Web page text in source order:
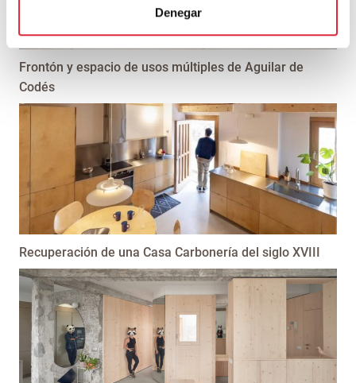
Denegar
Frontón y espacio de usos múltiples de Aguilar de
Codés
Recuperación de una Casa Carbonería del siglo XVIII